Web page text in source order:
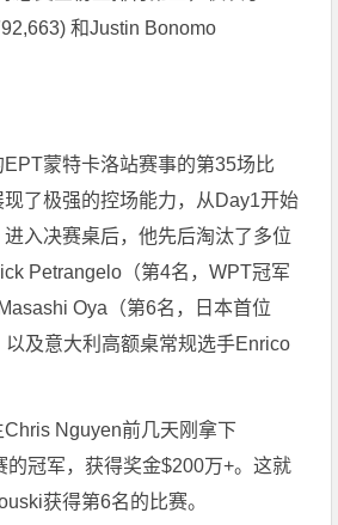
和Justin Bonomo
蒙特卡洛站赛事的第35场比
了极强的控场能力，从Day1开始
入决赛桌后，他先后淘汰了多位
Petrangelo（第4名，WPT冠军
Oya（第6名，日本首位
以及意大利高额桌常规选手Enrico
Nguyen前几天刚拿下
的冠军，获得奖金$200万+。这就
获得第6名的比赛。